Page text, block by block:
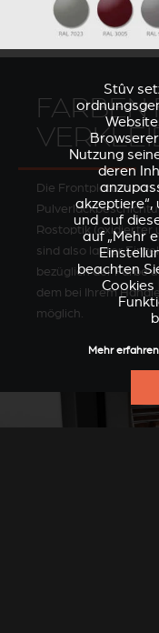
FARBEN
Die Frontplatten von
Rostoptik (oxidierter
sind also lauter
bezüglich der Farbe
dem bei Ihrem
möglich.
Stûv
Nutzung
deren
akzeptiere“,
und auf
auf „Mehr
beachten
Cookies
Mehr